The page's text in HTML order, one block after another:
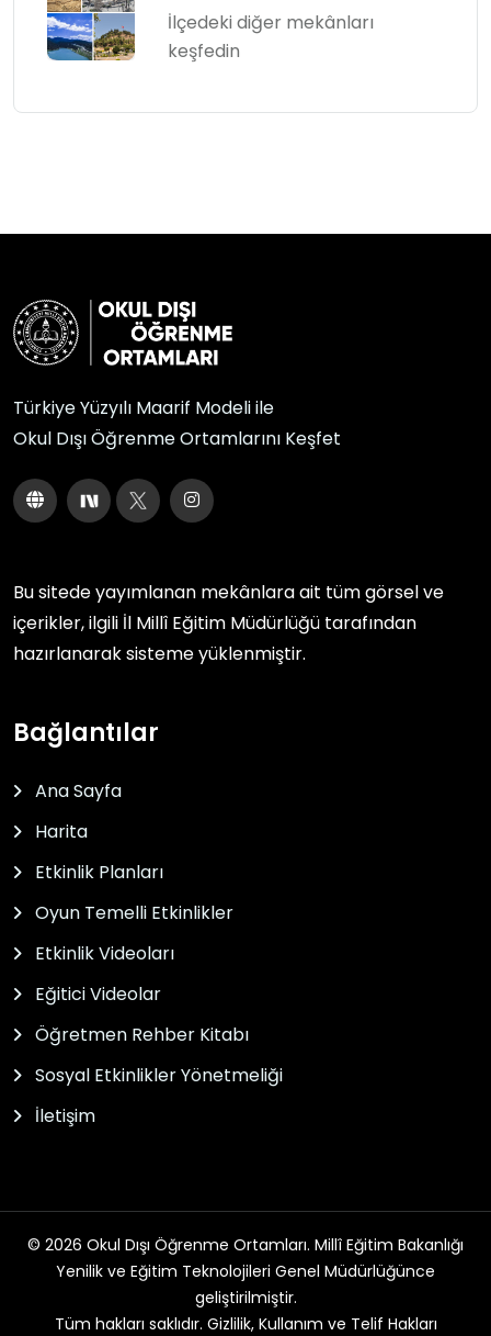
İlçedeki diğer mekânları
keşfedin
Türkiye Yüzyılı Maarif Modeli ile
Okul Dışı Öğrenme Ortamlarını Keşfet
Bu sitede yayımlanan mekânlara ait tüm görsel ve
içerikler, ilgili İl Millî Eğitim Müdürlüğü tarafından
hazırlanarak sisteme yüklenmiştir.
Bağlantılar
Ana Sayfa
Harita
Etkinlik Planları
Oyun Temelli Etkinlikler
Etkinlik Videoları
Eğitici Videolar
Öğretmen Rehber Kitabı
Sosyal Etkinlikler Yönetmeliği
İletişim
© 2026 Okul Dışı Öğrenme Ortamları. Millî Eğitim Bakanlığı
Yenilik ve Eğitim Teknolojileri Genel Müdürlüğünce
geliştirilmiştir.
Tüm hakları saklıdır. Gizlilik, Kullanım ve Telif Hakları